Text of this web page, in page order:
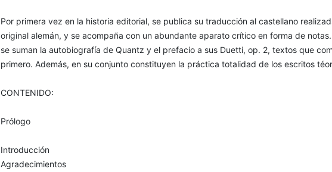
Por primera vez en la historia editorial, se publica su traducción al castellano
original alemán, y se acompaña con un abundante aparato crítico en forma de
se suman la autobiografía de Quantz y el prefacio a sus Duetti, op. 2, textos que
primero. Además, en su conjunto constituyen la práctica totalidad de los escritos
CONTENIDO:
Prólogo
Introducción
Agradecimientos